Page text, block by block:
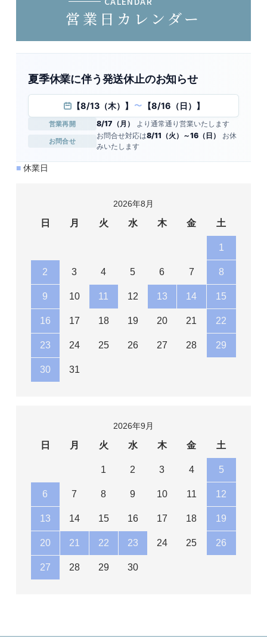
営業日カレンダー
夏季休業に伴う発送休止のお知らせ
【8/13（木）】 〜 【8/16（日）】
営業再開 8/17（月） より通常通り営業いたします
お問合せ
お問合せ対応は8/11（火）～16（日）
お休
みいたします
■休業日
2026年8月
日 月 火 水 木 金 土
1
2 3 4 5 6 7 8
9 10 11 12 13 14 15
16 17 18 19 20 21 22
23 24 25 26 27 28 29
30 31
2026年9月
日 月 火 水 木 金 土
1 2 3 4 5
6 7 8 9 10 11 12
13 14 15 16 17 18 19
20 21 22 23 24 25 26
27 28 29 30